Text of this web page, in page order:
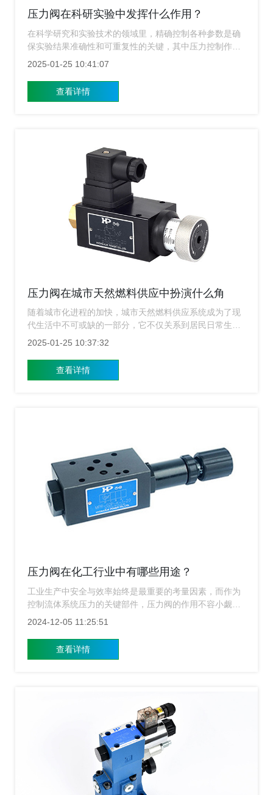
压力阀在科研实验中发挥什么作用？
在科学研究和实验技术的领域里，精确控制各种参数是确
保实验结果准确性和可重复性的关键，其中压力控制作为
许多实验不可或缺的一部分，重要性不言而喻，压力阀作
实验中扮演着非常重要的角色，上海涌镇液压将讲解压力
阀在不同科研领域的应用及对实验成功的影响。
2025-01-25 10:41:07
查看详情
压力阀在城市天然燃料供应中扮演什么角
色？
随着城市化进程的加快，城市天然燃料供应系统成为了现
代生活中不可或缺的一部分，它不仅关系到居民日常生活
质量的提升，也是工业生产中重要的能源保障之一，在这
常重要的作用，上海压力阀厂家将探讨压力阀在城市天然
燃料供应中的重要性及具体应用。
2025-01-25 10:37:32
查看详情
压力阀在化工行业中有哪些用途？
工业生产中安全与效率始终是最重要的考量因素，而作为
控制流体系统压力的关键部件，压力阀的作用不容小觑，
我们将详细介绍压力阀在化工行业的多种用途，主要帮助
价值的参考信息。
2024-12-05 11:25:51
查看详情